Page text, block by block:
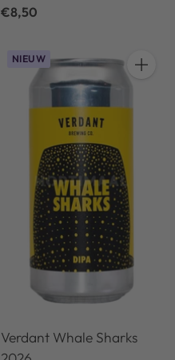
€8,50
NIEUW
Verdant Whale Sharks